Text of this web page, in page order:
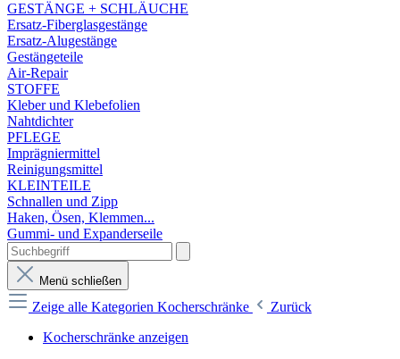
GESTÄNGE + SCHLÄUCHE
Ersatz-Fiberglasgestänge
Ersatz-Alugestänge
Gestängeteile
Air-Repair
STOFFE
Kleber und Klebefolien
Nahtdichter
PFLEGE
Imprägniermittel
Reinigungsmittel
KLEINTEILE
Schnallen und Zipp
Haken, Ösen, Klemmen...
Gummi- und Expanderseile
Menü schließen
Zeige alle Kategorien Kocherschränke
Zurück
Kocherschränke anzeigen